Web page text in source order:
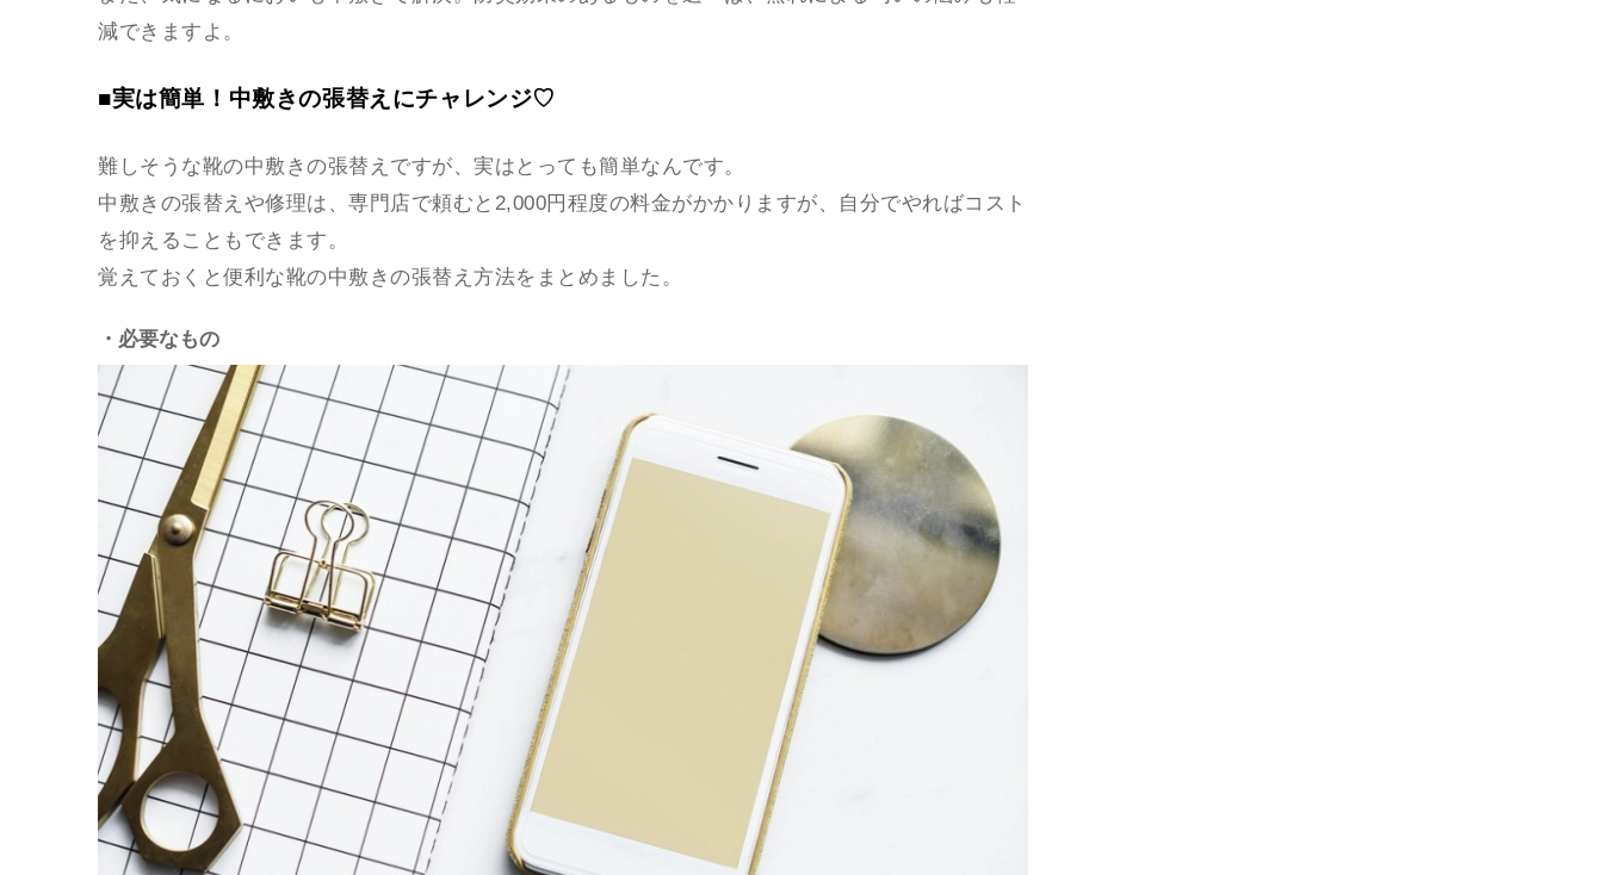
減できますよ。
■実は簡単！中敷きの張替えにチャレンジ♡
難しそうな靴の中敷きの張替えですが、実はとっても簡単なんです。
中敷きの張替えや修理は、専門店で頼むと2,000円程度の料金がかかりますが、自分でやればコスト
を抑えることもできます。
覚えておくと便利な靴の中敷きの張替え方法をまとめました。
・必要なもの